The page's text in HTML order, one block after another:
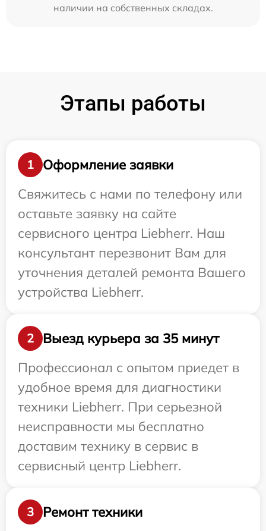
наличии на собственных складах.
Этапы работы
1
Оформление заявки
Свяжитесь с нами по телефону или
оставьте заявку на сайте
сервисного центра Liebherr. Наш
консультант перезвонит Вам для
уточнения деталей ремонта Вашего
устройства Liebherr.
2
Выезд курьера за 35 минут
Профессионал с опытом приедет в
удобное время для диагностики
техники Liebherr. При серьезной
неисправности мы бесплатно
доставим технику в сервис в
сервисный центр Liebherr.
3 Ремонт техники